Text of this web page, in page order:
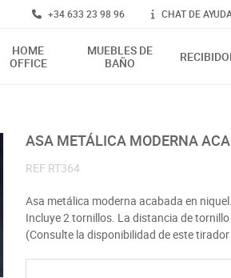
+34 633 23 98 96 CHAT DE
HOME
OFFICE
MUEBLES DE
BAÑO
ASA METÁLICA MODERNA
REF RT364
Asa metálica moderna acabada en
Incluye 2 tornillos. La distancia de
(Consulte la disponibilidad de este